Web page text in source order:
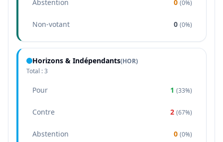
Abstention 0 (0%)
Non-votant 0 (0%)
Horizons & Indépendants(HOR)
Total :3
Pour 1 (33%)
Contre 2 (67%)
Abstention 0 (0%)